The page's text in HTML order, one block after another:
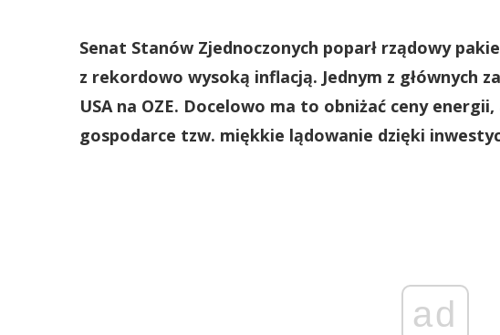
Senat Stanów Zjednoczonych poparł rządowy
z rekordowo wysoką inflacją. Jednym z głównych
USA na OZE. Docelowo ma to obniżać ceny
gospodarce tzw. miękkie lądowanie dzięki
ad